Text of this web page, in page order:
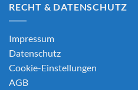
RECHT & DATENSCHUTZ
Impressum
Datenschutz
Cookie-Einstellungen
AGB